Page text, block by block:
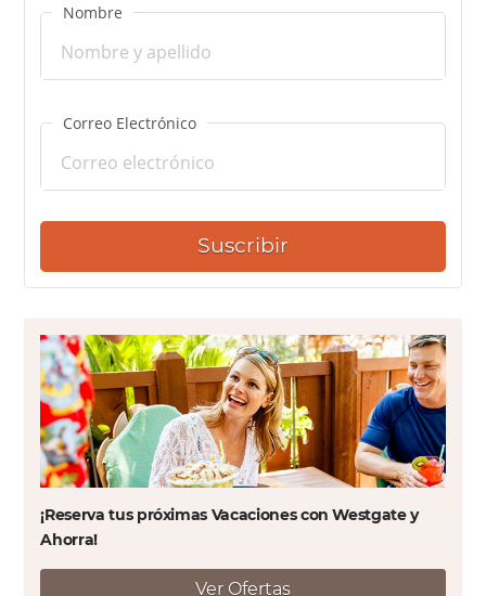
Nombre
Correo Electrónico
Suscribir
¡Reserva tus próximas Vacaciones con Westgate y
Ahorra!
Ver Ofertas